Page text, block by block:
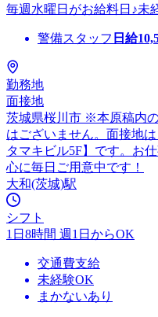
毎週水曜日がお給料日♪未
警備スタッフ 日給
勤務地
面接地
茨城県桜川市 ※本原稿内
はございません。面接地
タマキビル5F】です。お
心に毎日ご用意中です！
大和(茨城)駅
シフト
1日8時間 週1日からOK
交通費支給
未経験OK
まかないあり